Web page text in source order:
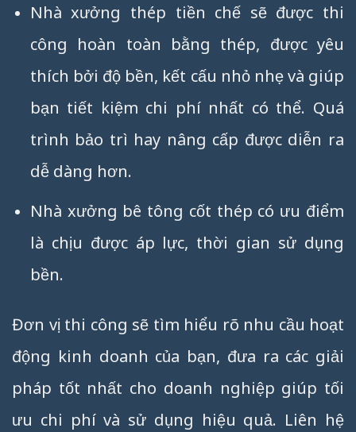
Nhà xưởng thép tiền chế sẽ được thi
công hoàn toàn bằng thép, được yêu
thích bởi độ bền, kết cấu nhỏ nhẹ và giúp
bạn tiết kiệm chi phí nhất có thể. Quá
trình bảo trì hay nâng cấp được diễn ra
dễ dàng hơn.
Nhà xưởng bê tông cốt thép có ưu điểm
là chịu được áp lực, thời gian sử dụng
bền.
Đơn vị thi công sẽ tìm hiểu rõ nhu cầu hoạt
động kinh doanh của bạn, đưa ra các giải
pháp tốt nhất cho doanh nghiệp giúp tối
ưu chi phí và sử dụng hiệu quả. Liên hệ